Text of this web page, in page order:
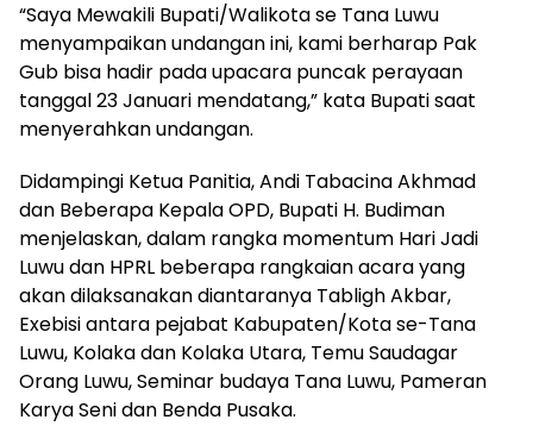
“Saya Mewakili Bupati/Walikota se Tana Luwu
menyampaikan undangan ini, kami berharap Pak
Gub bisa hadir pada upacara puncak perayaan
tanggal 23 Januari mendatang,” kata Bupati saat
menyerahkan undangan.
Didampingi Ketua Panitia, Andi Tabacina Akhmad
dan Beberapa Kepala OPD, Bupati H. Budiman
menjelaskan, dalam rangka momentum Hari Jadi
Luwu dan HPRL beberapa rangkaian acara yang
akan dilaksanakan diantaranya Tabligh Akbar,
Exebisi antara pejabat Kabupaten/Kota se-Tana
Luwu, Kolaka dan Kolaka Utara, Temu Saudagar
Orang Luwu, Seminar budaya Tana Luwu, Pameran
Karya Seni dan Benda Pusaka.